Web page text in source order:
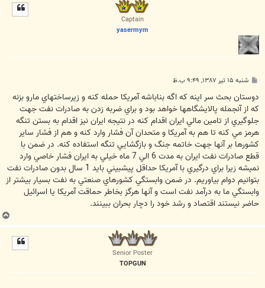
Captain
yasermym
پ
ت
شنبه ۱۵ تیر ۱۳۸۷, ۹:۴۹ ب.ظ
دوستان بحث سر اينه که اگه بناباشه آمريکا حمله کنه و زيرساختهاي مارو بزنه
که از آنجمله پالايشگاهها خواهد بود و براي ضربه زدن به صادرات نفت جهت
جلوگيري از تامين مالي ايران اقدام کنه در نتيجه ايران نيز اقدام به بستن تنگه
هرمز مي کنه تا هم به آمريکا و متحدان آن فشار وارد کنه و هم از فشار ساير
کشورها بر آنها جهت خاتمه جنگ و بازگشايي تنگه استفاده کنه. در ضمن با
قطع صادرات نفت ايران به مدت 6 الي 7 ماه خيلي به ايران فشار خاصي وارد
نميشه زيرا براي درگيري با آمريکا حداقل پيشبيني بايد 1 سال بدون صادرات نفت
بتوانيم دوام بياوريم. در ضمن وابستگي کشورهاي صنعتي به نفت بسيار بيشتر از
وابستگي ما به درآمد نفت است و آنها هرگز بخاطر حماقت آمريکا يا اسرائيل
حاضر نيستند اقتصاد و رشد خود را دچار بحران ببينند.
ب
ا
Senior Poster
TOPGUN